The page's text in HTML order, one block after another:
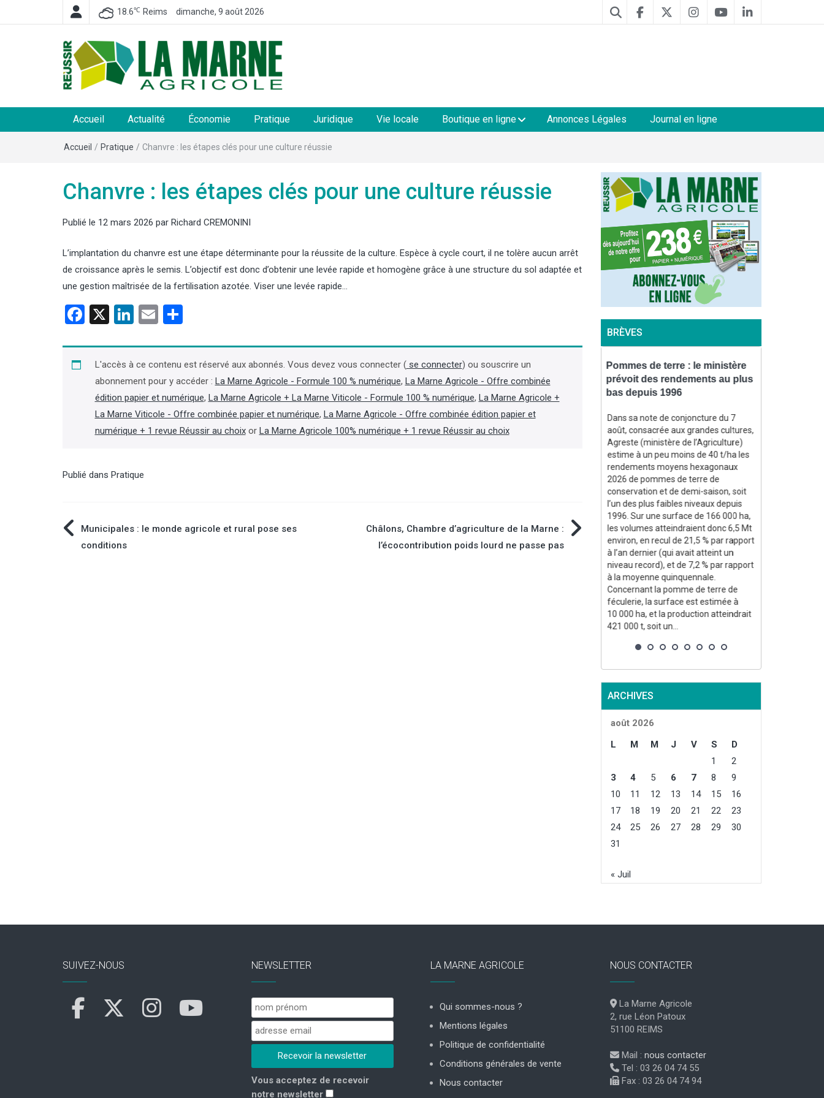
18.6℃ Reims dimanche, 9 août 2026
La Marne Agricole
et rurales
Accueil Actualité Économie Pratique Juridique Vie locale Boutique en ligne Annonces Légales Journal en ligne
Accueil / Pratique / Chanvre : les étapes clés pour une culture réussie
Chanvre : les étapes clés pour une culture réussie
Publié le 12 mars 2026 par Richard CREMONINI
L’implantation du chanvre est une étape déterminante pour la réussite de la culture. Espèce à cycle court, il ne tolère aucun arrêt
de croissance après le semis. L’objectif est donc d’obtenir une levée rapide et homogène grâce à une structure du sol adaptée et
une gestion maîtrisée de la fertilisation azotée. Viser une levée rapide…
Facebook
X LinkedIn
Email
L'accès à ce contenu est réservé aux abonnés. Vous devez vous connecter (se connecter) ou souscrire un
abonnement pour y accéder : La Marne Agricole - Formule 100 % numérique, La Marne Agricole - Offre combinée
édition papier et numérique, La Marne Agricole + La Marne Viticole - Formule 100 % numérique, La Marne Agricole +
La Marne Viticole - Offre combinée papier et numérique, La Marne Agricole - Offre combinée édition papier et
numérique + 1 revue Réussir au choixor La Marne Agricole 100% numérique + 1 revue Réussir au choix
Publié dans Pratique
Navigation
Municipales : le monde agricole et rural pose ses
conditions
Châlons, Chambre d’agriculture de la Marne :
l’écocontribution poids lourd ne passe pas
BRÈVES
Viandes : en 2025, progression
des importations et de leur
poids dans la consommation
Une récente synthèse de
FranceAgriMer et d’Agreste
Pommes de terre : le ministère
prévoit des rendements au plus
bas depuis 1996
Dans sa note de conjoncture du 7
août, consacrée aux grandes cultures,
Agreste (ministère de l’Agriculture)
estime à un peu moins de 40 t/ha les
rendements moyens hexagonaux
2026 de pommes de terre de
conservation et de demi-saison, soit
l’un des plus faibles niveaux depuis
1996. Sur une surface de 166 000 ha,
les volumes atteindraient donc 6,5 Mt
environ, en recul de 21,5 % par rapport
à l’an dernier (qui avait atteint un
niveau record), et de 7,2 % par rapport
à la moyenne quinquennale.
Concernant la pomme de terre de
féculerie, la surface est estimée à
10 000 ha, et la production atteindrait
421 000 t, soit un...
ARCHIVES
août 2026
L
M M J V S
D
1
2
3
4 5 6 7 8
9
10
11 12 13 14 15
16
17
18 19 20 21 22
23
24
25 26 27 28 29
30
31
« Juil
SUIVEZ-NOUS NEWSLETTER
Vous acceptez de recevoir
notre newsletter
LA MARNE AGRICOLE
Qui sommes-nous ?
Mentions légales
Politique de confidentialité
Conditions générales de vente
Nous contacter
NOUS CONTACTER
La Marne Agricole
2, rue Léon Patoux
51100 REIMS
Mail : nous contacter
Tel : 03 26 04 74 55
Fax : 03 26 04 74 94